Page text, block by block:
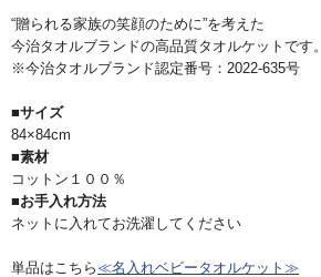
“贈られる家族の笑顔のために”を考えた
今治タオルブランドの高品質タオルケットです。
※今治タオルブランド認定番号：2022-635号
■サイズ
84×84cm
■素材
コットン１００％
■お手入れ方法
ネットに入れてお洗濯してください
単品はこちら ≪名入れベビータオルケット≫